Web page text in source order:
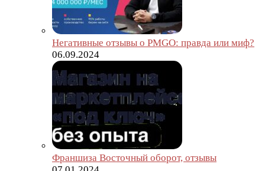
Негативные отзывы о PMGO: правда или миф?
06.09.2024
Франшиза Восточный оборот, отзывы